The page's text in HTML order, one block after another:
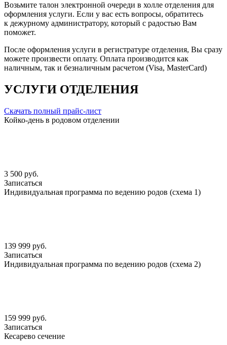
Возьмите талон электронной очереди в холле отделения для
оформления услуги. Если у вас есть вопросы, обратитесь
к дежурному администратору, который с радостью Вам
поможет.
После оформления услуги в регистратуре отделения, Вы сразу
можете произвести оплату. Оплата производится как
наличным, так и безналичным расчетом (Visa, MasterCard)
УСЛУГИ ОТДЕЛЕНИЯ
Скачать полный прайс-лист
Койко-день в родовом отделении
3 500 руб.
Записаться
Индивидуальная программа по ведению родов (схема 1)
139 999 руб.
Записаться
Индивидуальная программа по ведению родов (схема 2)
159 999 руб.
Записаться
Кесарево сечение